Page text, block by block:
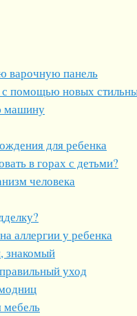
варочную панель
с помощью новых
машину
для ребенка
в горах с детьми?
человека
аллергии у ребенка
знакомый
уход
мебель